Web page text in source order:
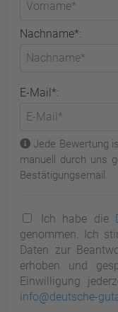
Nachname*:
E-Mail*:
Jede Bewertung
manuell durch uns
Bestätigungsemail.
Ich habe die
genommen. Ich
Daten zur
erhoben und
Einwilligung
info@deutsche-